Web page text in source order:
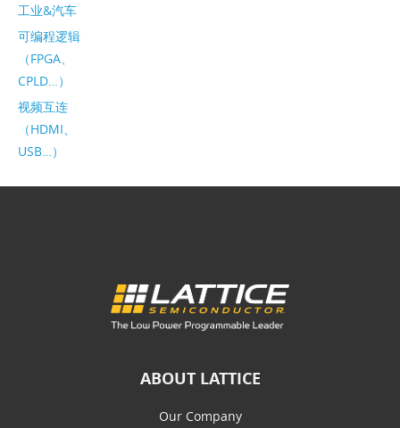
工业&汽车
可编程逻辑
（FPGA、
CPLD…）
视频互连
（HDMI、
USB…）
ABOUT LATTICE
Our Company